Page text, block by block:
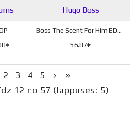
Hugo Boss
Boss The Scent For Him EDT 50 ml + dušas želeja 100 ml
56.87€
2 3 4
5
12 no 57 (lappuses: 5)